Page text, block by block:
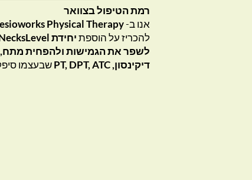
רמת הטיפול בצוואר
אנו ב-Physical Therapy
להכריז על הוספתיחידת NecksLevel
לשפר את הגמישות ולהפחית מתח,
דיקינסון, PT, DPT, ATC
שבעצמו